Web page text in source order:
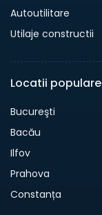
Autoutilitare
Utilaje constructii
Locatii populare
Bucureşti
Bacău
Ilfov
Prahova
Constanța